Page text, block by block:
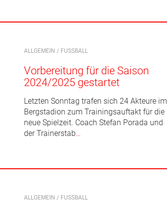
ALLGEMEIN / FUSSBALL
Vorbereitung für die Saison
2024/2025 gestartet
Letzten Sonntag trafen sich 24 Akteure im
Bergstadion zum Trainingsauftakt für die
neue Spielzeit. Coach Stefan Porada und
der Trainerstab…
ALLGEMEIN / FUSSBALL